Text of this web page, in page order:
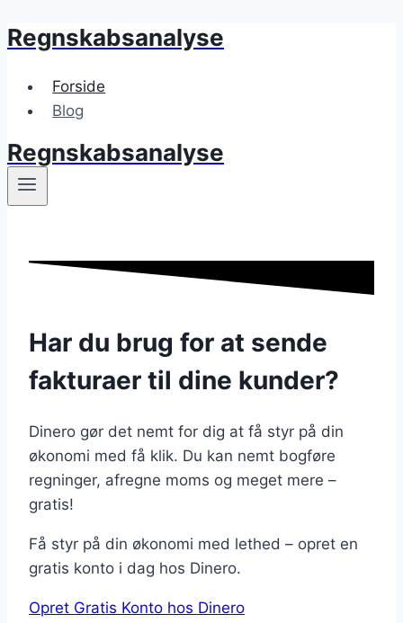
Skip
content
Regnskabsanalyse
Forside
Blog
Regnskabsanalyse
Har du brug for at sende
fakturaer til dine kunder?
Dinero gør det nemt for dig at få styr på din
økonomi med få klik. Du kan nemt bogføre
regninger, afregne moms og meget mere –
gratis!
Få styr på din økonomi med lethed – opret en
gratis konto i dag hos Dinero.
Opret Gratis Konto hos Dinero